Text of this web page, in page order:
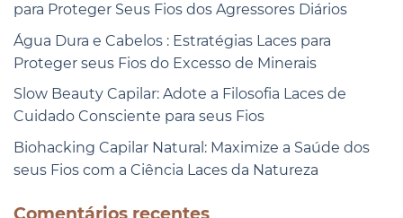
para Proteger Seus Fios dos Agressores Diários
Água Dura e Cabelos : Estratégias Laces para
Proteger seus Fios do Excesso de Minerais
Slow Beauty Capilar: Adote a Filosofia Laces de
Cuidado Consciente para seus Fios
Biohacking Capilar Natural: Maximize a Saúde dos
seus Fios com a Ciência Laces da Natureza
Comentários recentes